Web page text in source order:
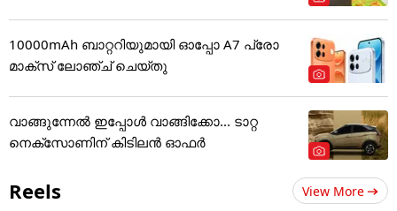
10000mAh ബാറ്ററിയുമായി ഓപ്പോ A7 പ്രോ
മാക്സ് ലോഞ്ച് ചെയ്തു
വാങ്ങുന്നേൽ ഇപ്പോൾ വാങ്ങിക്കോ... ടാറ്റ
നെക്സോണിന് കിടിലൻ ഓഫർ
Reels View More